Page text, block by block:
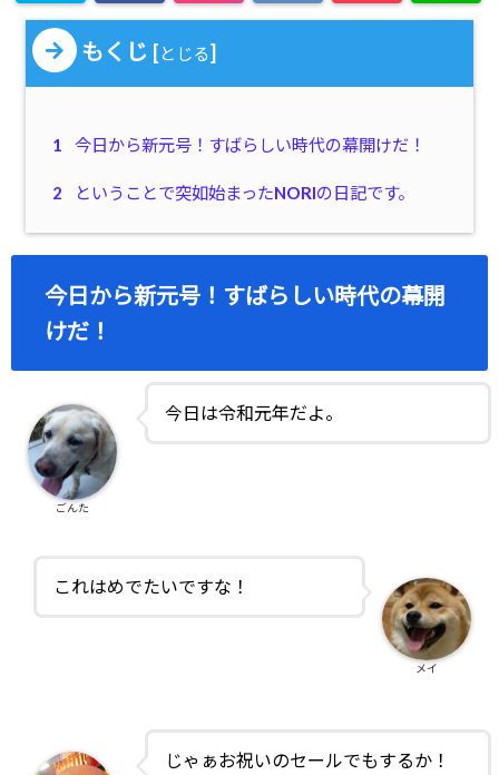
もくじ [とじる]
1 今日から新元号！すばらしい時代の幕開けだ！
2 ということで突如始まったNORIの日記です。
今日から新元号！すばらしい時代の幕開
けだ！
今日は令和元年だよ。
ごんた
これはめでたいですな！
メイ
じゃぁお祝いのセールでもするか！